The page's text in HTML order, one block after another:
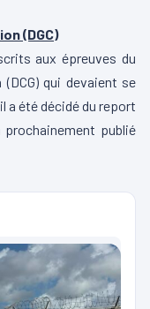
(DGC)
aux épreuves du
qui devaient se
a été décidé du report
publié